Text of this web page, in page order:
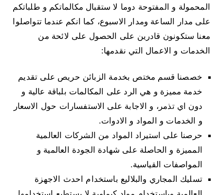
المحمولة و المفتوحة دوما لا ستقبال مكالماتكم و طلباتكم
على مدار الساعة ومدار الاسبوع، كما انكم عندما تتواصلوا
معنا ستكونون قادرين على الحصول على لائحة من
الخدمات و الاعمال التي نقدمها:
خصصنا قسم مختص بخدمة الزبائن حريص على تقديم
خدمة مميزة و هي الرد على المكالمات بلباقة عالية و
دون اي تذمر، و الاجابة على الاستفسارات حول الاسعار
و الخدمات و المواد و الادوات.
حرصنا على استيراد المواد من الشركات العالمية
المميزة و الحاصلة على شهادة الجودة العالمية و
المواصفات القياسية.
تسليك المجاري والبلاليع باستخدام احدث الاجهزة